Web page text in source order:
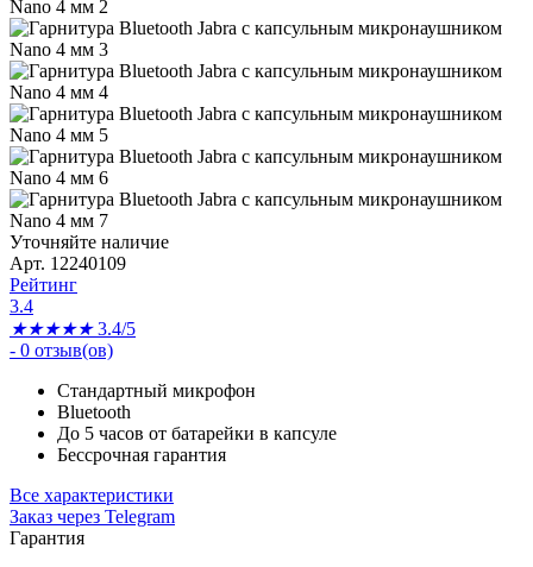
Уточняйте наличие
Арт. 12240109
Рейтинг
3.4
★★★★★ 3.4/5
- 0 отзыв(ов)
Стандартный микрофон
Bluetooth
До 5 часов от батарейки в капсуле
Бессрочная гарантия
Все характеристики
Заказ через Telegram
Гарантия